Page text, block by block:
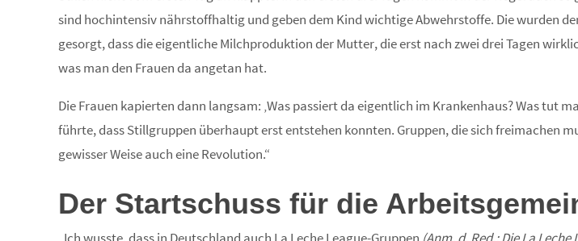
sind hochintensiv nährstoffhaltig und geben dem Kind wichtige Abwehrstoffe. Die wurden
gesorgt, dass die eigentliche Milchproduktion der Mutter, die erst nach zwei drei Tagen
was man den Frauen da angetan hat.
Die Frauen kapierten dann langsam: ‚Was passiert da eigentlich im Krankenhaus? Was tut
führte, dass Stillgruppen überhaupt erst entstehen konnten. Gruppen, die sich freimachen
gewisser Weise auch eine Revolution.“
Der Startschuss für die